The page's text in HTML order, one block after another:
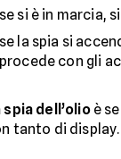
se si è in marcia,
se la spia si
procede con gli
spia dell’olioè
tanto di